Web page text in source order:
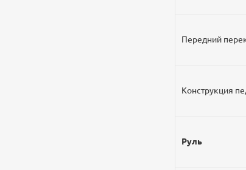
Передний
Конструкция
Руль